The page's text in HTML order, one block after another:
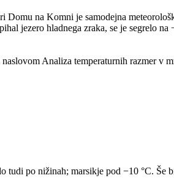
na Komni je samodejna
jezero hladnega zraka, se je segrelo na
Analiza temperaturnih razmer v
po nižinah; marsikje pod −10 °C. Še